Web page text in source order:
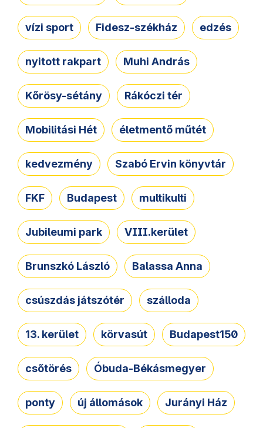
vízi sport Fidesz-székház edzés
nyitott rakpart Muhi András
Kőrösy-sétány Rákóczi tér
Mobilitási Hét életmentő műtét
kedvezmény Szabó Ervin könyvtár
FKF Budapest multikulti
Jubileumi park VIII.kerület
Brunszkó László Balassa Anna
csúszdás játszótér szálloda
13. kerület körvasút Budapest150
csőtörés Óbuda-Békásmegyer
ponty új állomások Jurányi Ház